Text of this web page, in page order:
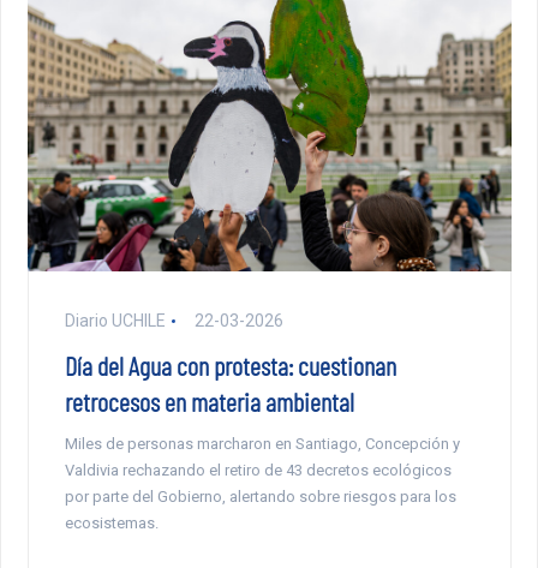
Diario UCHILE 22-03-2026
Día del Agua con protesta: cuestionan
retrocesos en materia ambiental
Miles de personas marcharon en Santiago, Concepción y
Valdivia rechazando el retiro de 43 decretos ecológicos
por parte del Gobierno, alertando sobre riesgos para los
ecosistemas.